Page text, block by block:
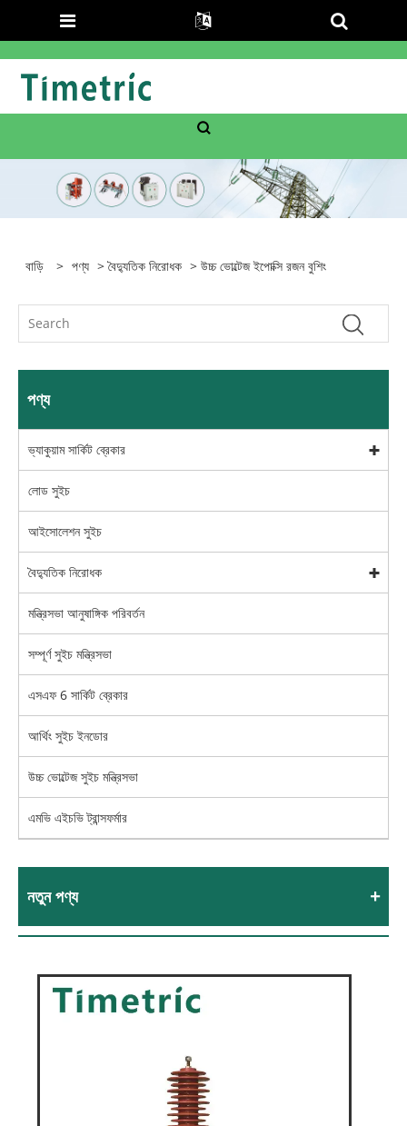
বাড়ি > পণ্য >বৈদ্যুতিক নিরোধক > উচ্চ ভোল্টেজ ইপোক্সি রজন বুশিং
পণ্য
ভ্যাকুয়াম সার্কিট ব্রেকার
লোড সুইচ
আইসোলেশন সুইচ
বৈদ্যুতিক নিরোধক
মন্ত্রিসভা আনুষাঙ্গিক পরিবর্তন
সম্পূর্ণ সুইচ মন্ত্রিসভা
এসএফ 6 সার্কিট ব্রেকার
আর্থিং সুইচ ইনডোর
উচ্চ ভোল্টেজ সুইচ মন্ত্রিসভা
এমভি এইচভি ট্রান্সফর্মার
নতুন পণ্য